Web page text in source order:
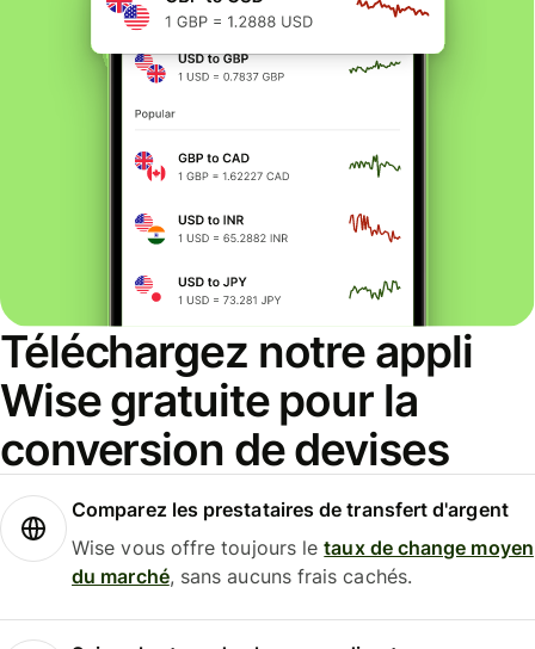
Téléchargez notre appli
Wise gratuite pour la
conversion de devises
Comparez les prestataires de transfert d'argent
Wise vous offre toujours letaux de change moyen
du marché, sans aucuns frais cachés.